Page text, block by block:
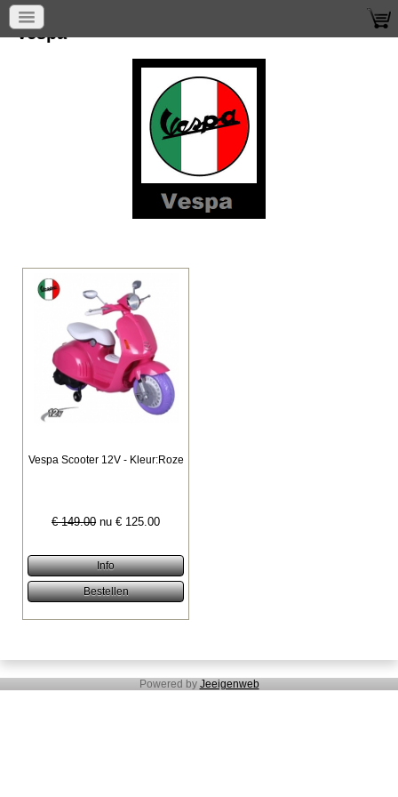
Vespa
Vespa Scooter 12V - Kleur:Roze
€ 149.00 nu € 125.00
Powered by Jeeigenweb